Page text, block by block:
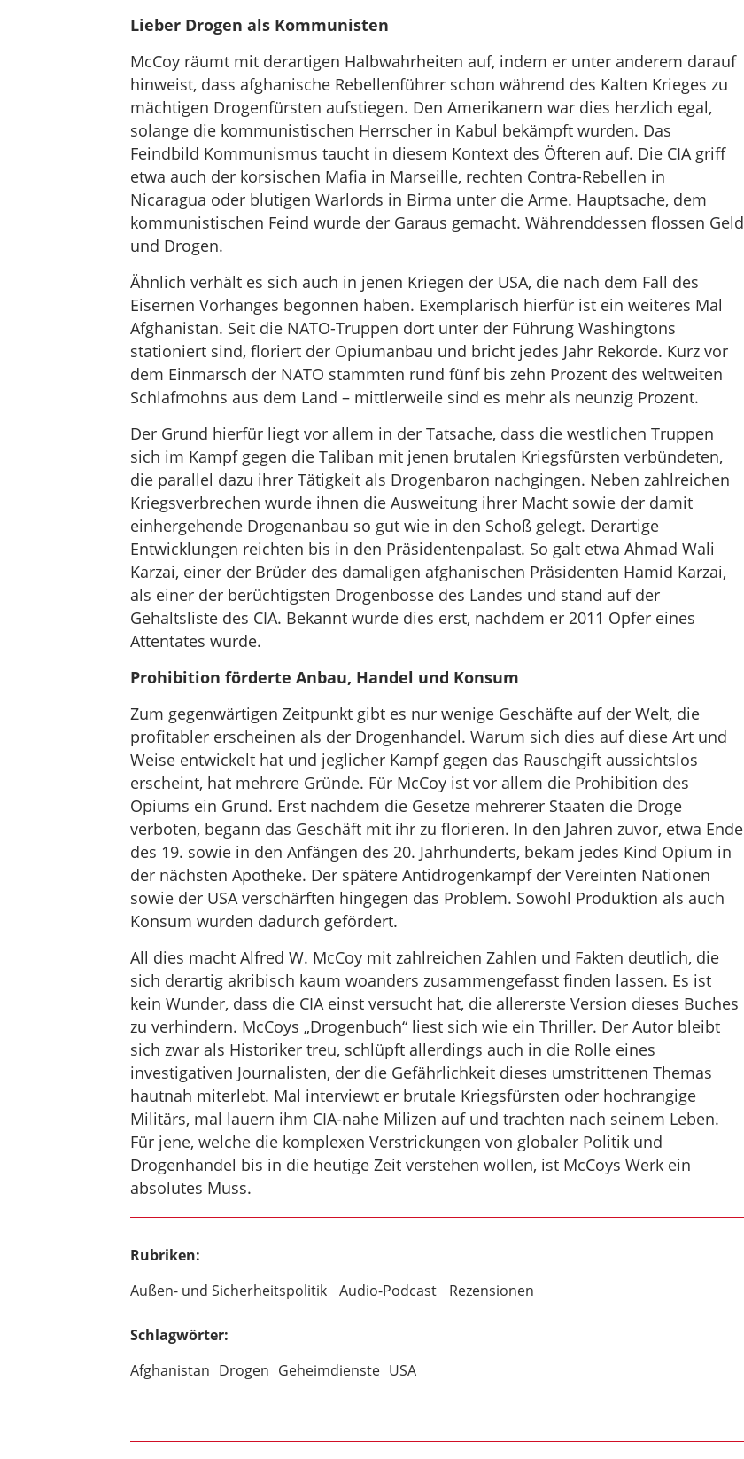
Lieber Drogen als Kommunisten
McCoy räumt mit derartigen Halbwahrheiten auf, indem er unter anderem darauf
hinweist, dass afghanische Rebellenführer schon während des Kalten Krieges zu
mächtigen Drogenfürsten aufstiegen. Den Amerikanern war dies herzlich egal,
solange die kommunistischen Herrscher in Kabul bekämpft wurden. Das
Feindbild Kommunismus taucht in diesem Kontext des Öfteren auf. Die CIA griff
etwa auch der korsischen Mafia in Marseille, rechten Contra-Rebellen in
Nicaragua oder blutigen Warlords in Birma unter die Arme. Hauptsache, dem
kommunistischen Feind wurde der Garaus gemacht. Währenddessen flossen Geld
und Drogen.
Ähnlich verhält es sich auch in jenen Kriegen der USA, die nach dem Fall des
Eisernen Vorhanges begonnen haben. Exemplarisch hierfür ist ein weiteres Mal
Afghanistan. Seit die NATO-Truppen dort unter der Führung Washingtons
stationiert sind, floriert der Opiumanbau und bricht jedes Jahr Rekorde. Kurz vor
dem Einmarsch der NATO stammten rund fünf bis zehn Prozent des weltweiten
Schlafmohns aus dem Land – mittlerweile sind es mehr als neunzig Prozent.
Der Grund hierfür liegt vor allem in der Tatsache, dass die westlichen Truppen
sich im Kampf gegen die Taliban mit jenen brutalen Kriegsfürsten verbündeten,
die parallel dazu ihrer Tätigkeit als Drogenbaron nachgingen. Neben zahlreichen
Kriegsverbrechen wurde ihnen die Ausweitung ihrer Macht sowie der damit
einhergehende Drogenanbau so gut wie in den Schoß gelegt. Derartige
Entwicklungen reichten bis in den Präsidentenpalast. So galt etwa Ahmad Wali
Karzai, einer der Brüder des damaligen afghanischen Präsidenten Hamid Karzai,
als einer der berüchtigsten Drogenbosse des Landes und stand auf der
Gehaltsliste des CIA. Bekannt wurde dies erst, nachdem er 2011 Opfer eines
Attentates wurde.
Prohibition förderte Anbau, Handel und Konsum
Zum gegenwärtigen Zeitpunkt gibt es nur wenige Geschäfte auf der Welt, die
profitabler erscheinen als der Drogenhandel. Warum sich dies auf diese Art und
Weise entwickelt hat und jeglicher Kampf gegen das Rauschgift aussichtslos
erscheint, hat mehrere Gründe. Für McCoy ist vor allem die Prohibition des
Opiums ein Grund. Erst nachdem die Gesetze mehrerer Staaten die Droge
verboten, begann das Geschäft mit ihr zu florieren. In den Jahren zuvor, etwa Ende
des 19. sowie in den Anfängen des 20. Jahrhunderts, bekam jedes Kind Opium in
der nächsten Apotheke. Der spätere Antidrogenkampf der Vereinten Nationen
sowie der USA verschärften hingegen das Problem. Sowohl Produktion als auch
Konsum wurden dadurch gefördert.
All dies macht Alfred W. McCoy mit zahlreichen Zahlen und Fakten deutlich, die
sich derartig akribisch kaum woanders zusammengefasst finden lassen. Es ist
kein Wunder, dass die CIA einst versucht hat, die allererste Version dieses Buches
zu verhindern. McCoys „Drogenbuch“ liest sich wie ein Thriller. Der Autor bleibt
sich zwar als Historiker treu, schlüpft allerdings auch in die Rolle eines
investigativen Journalisten, der die Gefährlichkeit dieses umstrittenen Themas
hautnah miterlebt. Mal interviewt er brutale Kriegsfürsten oder hochrangige
Militärs, mal lauern ihm CIA-nahe Milizen auf und trachten nach seinem Leben.
Für jene, welche die komplexen Verstrickungen von globaler Politik und
Drogenhandel bis in die heutige Zeit verstehen wollen, ist McCoys Werk ein
absolutes Muss.
Rubriken:
Außen- und Sicherheitspolitik
Audio-Podcast Rezensionen
Schlagwörter:
Afghanistan Drogen Geheimdienste USA